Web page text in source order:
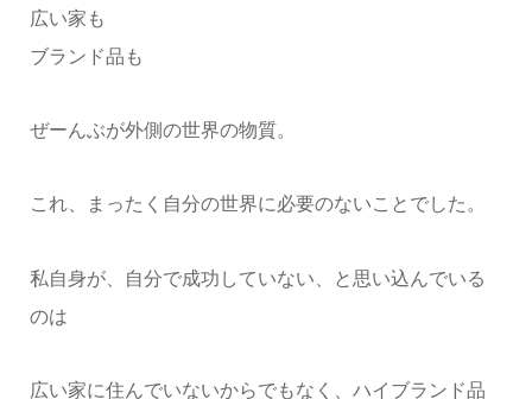
広い家も
ブランド品も
ぜーんぶが外側の世界の物質。
これ、まったく自分の世界に必要のないことでした。
私自身が、自分で成功していない、と思い込んでいる
のは
広い家に住んでいないからでもなく、ハイブランド品